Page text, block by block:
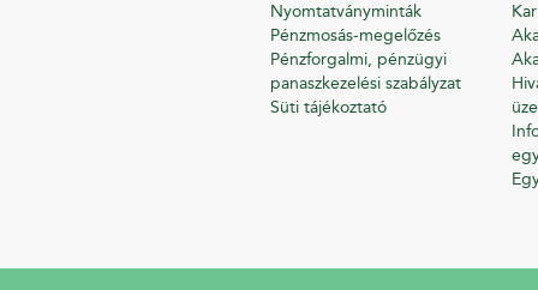
Nyomtatványminták
Pénzmosás-megelőzés
Pénzforgalmi, pénzügyi
panaszkezelési szabályzat
Süti tájékoztató